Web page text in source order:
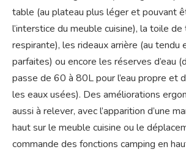
table (au plateau plus léger et pouvant
l’interstice du meuble cuisine), la toile
respirante), les rideaux arrière (au tendu
parfaites) ou encore les réserves d’eau
passe de 60 à 80L pour l’eau propre et
les eaux usées). Des améliorations
aussi à relever, avec l’apparition d’une
haut sur le meuble cuisine ou le
commande des fonctions camping en